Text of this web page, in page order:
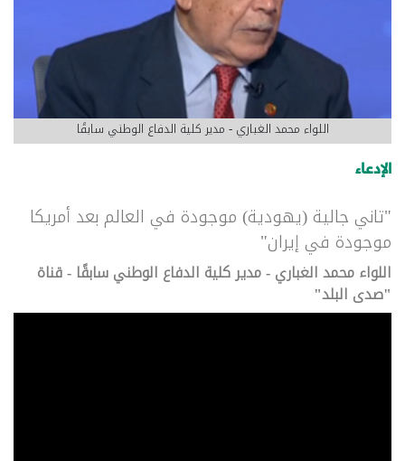
اللواء محمد الغباري - مدير كلية الدفاع الوطني سابقًا
الإدعاء
"تاني جالية (يهودية) موجودة في العالم بعد أمريكا
موجودة في إيران"
اللواء محمد الغباري - مدير كلية الدفاع الوطني سابقًا - قناة
"صدى البلد"